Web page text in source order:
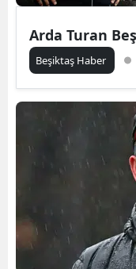
Arda Turan
Beşiktaş Haber